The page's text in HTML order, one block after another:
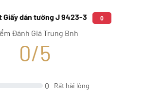
Giấy dán tường J 9423-3 0
Đánh Giá Trung Bnh
0/5
0 Rất hài lòng